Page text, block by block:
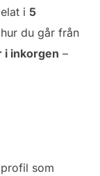
i 5
du går från
i inkorgen –
som